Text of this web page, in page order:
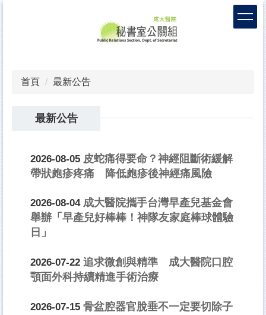
首頁 最新公告
最新公告
2026-08-05 皮蛇痛得要命？神經阻斷術緩解
帶狀皰疹疼痛 降低皰疹後神經痛風險
2026-08-04 成大醫院攜手台灣早產兒基金會
舉辦「早產兒好棒棒！神隊友家庭棒球體驗
日」
2026-07-22追求微創與精準 成大醫院口腔
顎面外科持續精進手術治療
2026-07-15骨盆腔器官脫垂不一定要切除子